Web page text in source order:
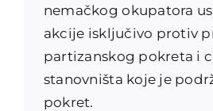
nemačkog okupatora
akcije isključivo protiv
partizanskog pokreta i
stanovništa koje je
pokret.